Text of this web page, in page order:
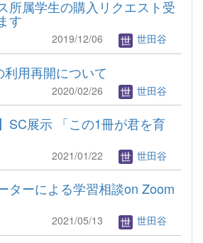
所属学生の購入リクエスト受
す
2019/12/06 世田谷
用再開について
2020/02/26 世田谷
SC展示 「この1冊が君を育
2021/01/22 世田谷
ターによる学習相談on Zoom
2021/05/13 世田谷